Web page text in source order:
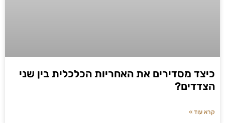
כיצד מסדירים את האחריות הכלכלית בין שני
הצדדים?
קרא עוד »